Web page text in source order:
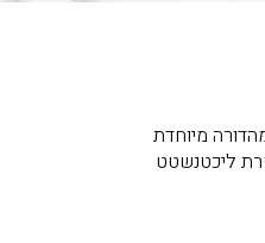
מיוחדת
אפרת ליכטנשטט